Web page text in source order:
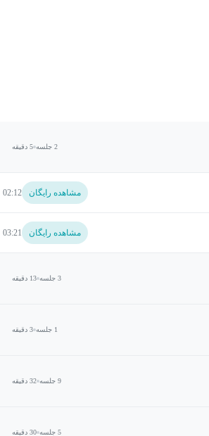
2 جلسه 5 دقیقه
مشاهده رایگان 02:12
مشاهده رایگان 03:21
3 جلسه 13 دقیقه
1 جلسه 3 دقیقه
9 جلسه 32 دقیقه
5 جلسه 30 دقیقه